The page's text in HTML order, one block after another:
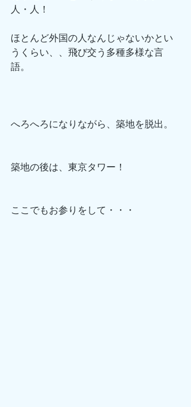
人・人！
ほとんど外国の人なんじゃないかとい
うくらい、、飛び交う多種多様な言
語。
へろへろになりながら、築地を脱出。
築地の後は、東京タワー！
ここでもお参りをして・・・